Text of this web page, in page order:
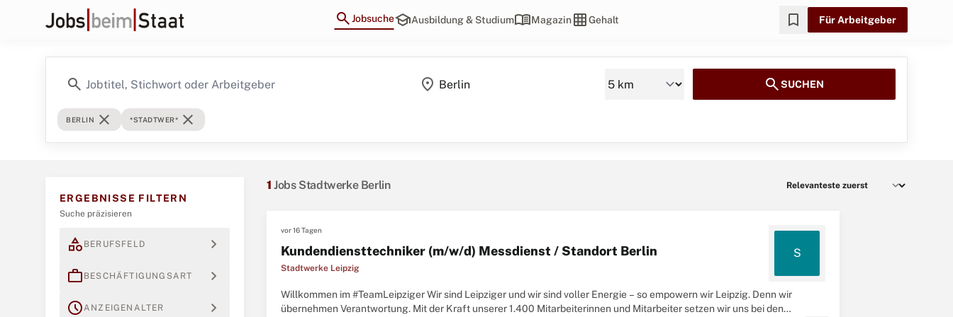
searchJobsucheschoolAusbildung & Studiummenu_bookMagazingrid_onGehalt bookmark Für Arbeitgeber
search location_on searchSUCHEN
BERLIN close *STADTWER* close
ERGEBNISSE FILTERN
Suche präzisieren
category BERUFSFELD expand_more
work BESCHÄFTIGUNGSART expand_more
scheduleANZEIGENALTER expand_more
1 Jobs Stadtwerke Berlin
vor 16 Tagen
Kundendiensttechniker (m/w/d) Messdienst / Standort Berlin
Stadtwerke Leipzig
S
Willkommen im #TeamLeipziger Wir sind Leipziger und wir sind voller Energie – so empowern wir Leipzig. Denn wir
übernehmen Verantwortung. Mit der Kraft unserer 1.400 Mitarbeiterinnen und Mitarbeiter setzen wir uns bei den